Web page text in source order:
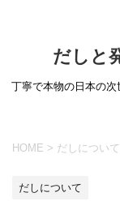
だしと
丁寧で本物の日本の
HOME > だしについて
だしについて